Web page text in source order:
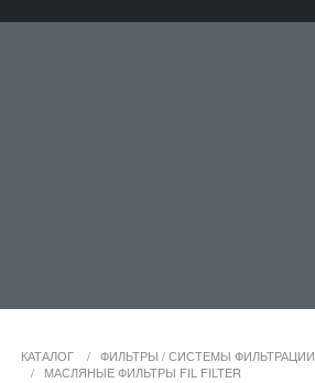
КАТАЛОГ / ФИЛЬТРЫ / СИСТЕМЫ ФИЛЬТРАЦИИ
/ МАСЛЯНЫЕ ФИЛЬТРЫ FIL FILTER